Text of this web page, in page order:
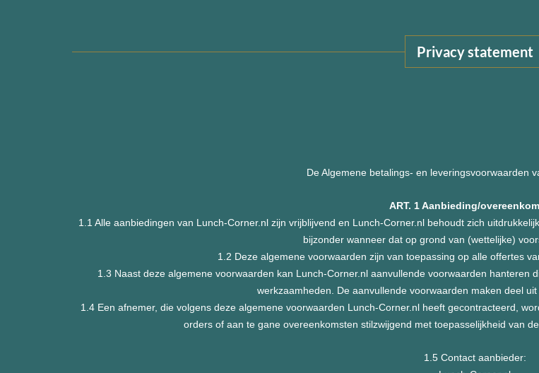
Privacy statement
De Algemene betalings- en leveringsvoorwaarden
ART. 1 Aanbieding/
1.1 Alle aanbiedingen van Lunch-Corner.nl zijn vrijblijvend en Lunch-Corner.nl behoudt zich
bijzonder wanneer dat op grond van (wettelijke)
1.2 Deze algemene voorwaarden zijn van toepassing op alle offertes
1.3 Naast deze algemene voorwaarden kan Lunch-Corner.nl aanvullende voorwaarden
werkzaamheden. De aanvullende voorwaarden maken deel
1.4 Een afnemer, die volgens deze algemene voorwaarden Lunch-Corner.nl heeft gecontracteerd,
orders of aan te gane overeenkomsten stilzwijgend met toepasselijkheid van
1.5 Contact aanbieder: